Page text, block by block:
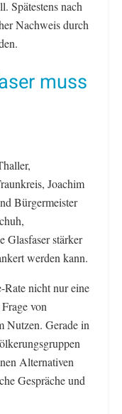
Spätestens nach
Nachweis durch
muss
Joachim
Bürgermeister
Glasfaser stärker
werden kann.
Rate nicht nur eine
von
Nutzen. Gerade in
Alternativen
Gespräche und